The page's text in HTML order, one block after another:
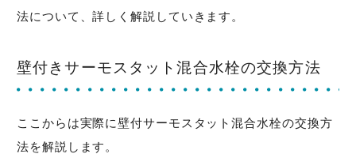
法について、詳しく解説していきます。
壁付きサーモスタット混合水栓の交換方法
ここからは実際に壁付サーモスタット混合水栓の交換方
法を解説します。